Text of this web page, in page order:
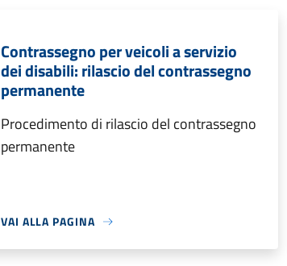
Contrassegno per veicoli a servizio
dei disabili: rilascio del contrassegno
permanente
Procedimento di rilascio del contrassegno
permanente
VAI ALLA PAGINA